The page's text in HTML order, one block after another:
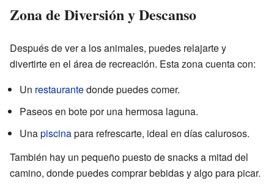
Zona de Diversión y Descanso
Después de ver a los animales, puedes relajarte y
divertirte en el área de recreación. Esta zona cuenta con:
Un restaurantedonde puedes comer.
Paseos en bote por una hermosa laguna.
Unapiscinapara refrescarte, ideal en días calurosos.
También hay un pequeño puesto de snacks a mitad del
camino, donde puedes comprar bebidas y algo para picar.